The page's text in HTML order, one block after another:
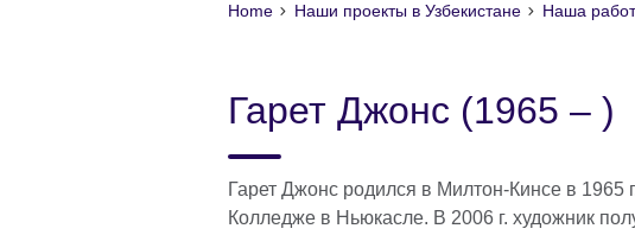
Home Наши проекты в Узбекистане Наша
Гарет Джонc (1965 – )
Гарет Джонс родился в Милтон-Кинсе в 1965
Колледже в Ньюкасле. В 2006 г. художник